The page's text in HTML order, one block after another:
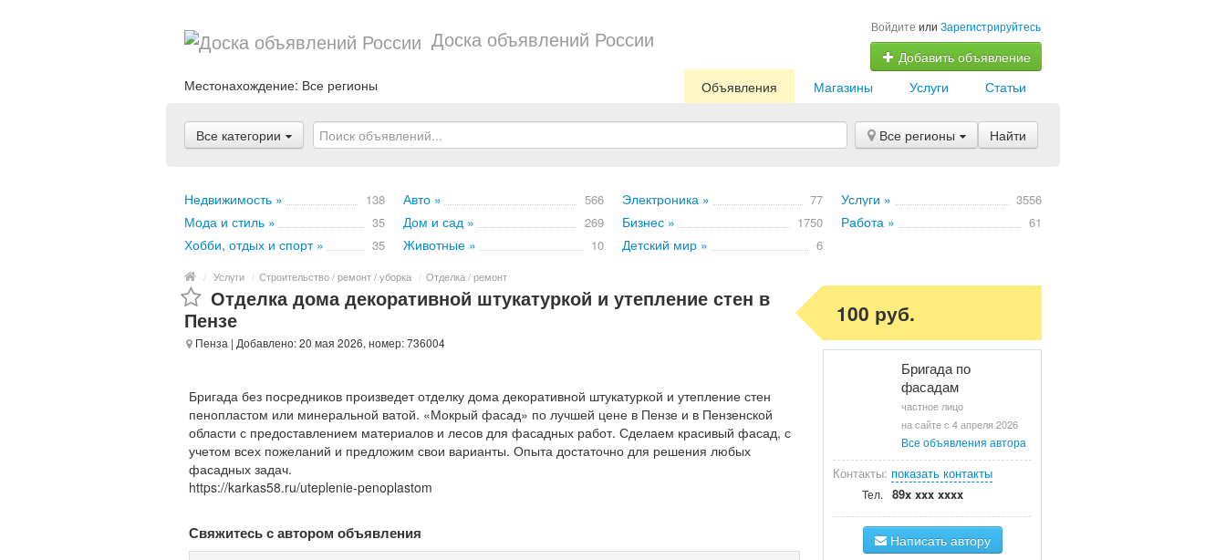
Доска объявлений России Войдите или Зарегистрируйтесь
Добавить объявление
Местонахождение: Все регионы Статьи
Услуги
Магазины
Объявления
Все категории Все регионы Найти
Недвижимость » 138 Авто » 566 Электроника » 77 Услуги » 3556
Мода и стиль » 35 Дом и сад » 269 Бизнес » 1750 Работа » 61
Хобби, отдых и спорт » 35 Животные » 10 Детский мир » 6
/ Услуги / Строительство / ремонт / уборка / Отделка / ремонт
Отделка дома декоративной штукатуркой и утепление стен в
Пензе
Пенза | Добавлено: 20 мая 2026, номер: 736004
Бригада без посредников произведет отделку дома декоративной штукатуркой и утепление стен
пенопластом или минеральной ватой. «Мокрый фасад» по лучшей цене в Пензе и в Пензенской
области с предоставлением материалов и лесов для фасадных работ. Сделаем красивый фасад, с
учетом всех пожеланий и предложим свои варианты. Опыта достаточно для решения любых
фасадных задач.
https://karkas58.ru/uteplenie-penoplastom
Свяжитесь с автором объявления
100 руб.
Бригада по
фасадам
частное лицо
на сайте с 4 апреля 2026
Все объявления автора
Контакты: показать контакты
Тел. 89x xxx xxxx
Написать автору